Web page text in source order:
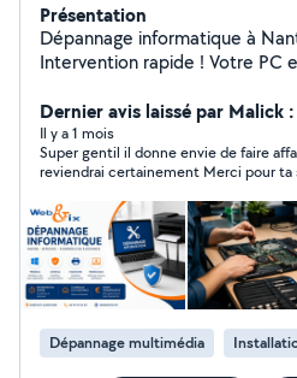
Présentation
Dépannage informatique à
Intervention rapide ! Votre PC
intervention souvent le même
problèmes informatiques. Mes services : PC lent, bugs,
blocages Suppression de virus
Réinstallation propre de
bleus et problèmes de
Problèmes de Wi-Fi,
Intervention à domicile ou à distance Si
prise en charge en atelier
gratuit avant toute intervention Tarifs clairs,
surprise ! Envoyez-moi votre problème pour un
diagnostic rapide ! En
Dernier avis laissé par Malick
Il y a 1 mois
Super gentil il donne envie de faire affaire avec
reviendrai certainement
Dépannage multimédia